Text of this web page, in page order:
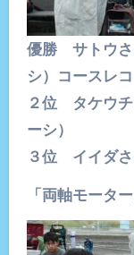
優勝 サトウ
シ）コースレ
２位 タケウ
ーシ）
３位 イイダさ
「両軸モータ